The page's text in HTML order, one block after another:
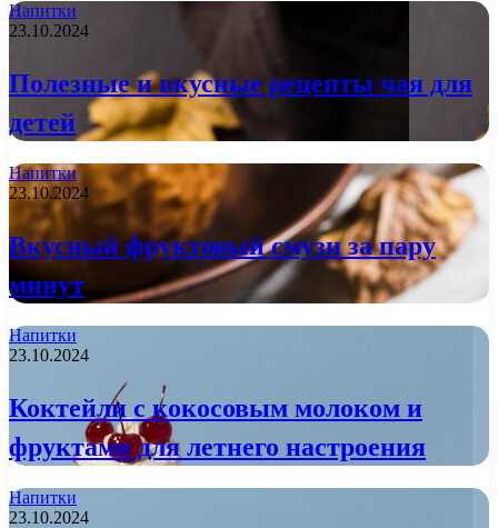
Напитки
23.10.2024
Полезные и вкусные рецепты чая для
детей
Напитки
23.10.2024
Вкусный фруктовый смузи за пару
минут
Напитки
23.10.2024
Коктейли с кокосовым молоком и
фруктами для летнего настроения
Напитки
23.10.2024